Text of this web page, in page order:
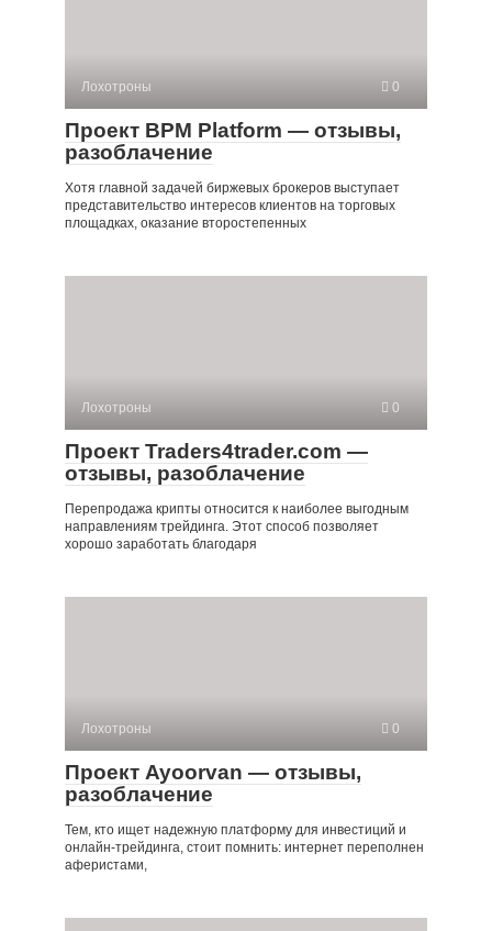
Лохотроны 0
Проект BPM Platform — отзывы,
разоблачение
Хотя главной задачей биржевых брокеров выступает
представительство интересов клиентов на торговых
площадках, оказание второстепенных
Лохотроны 0
Проект Traders4trader.com —
отзывы, разоблачение
Перепродажа крипты относится к наиболее выгодным
направлениям трейдинга. Этот способ позволяет
хорошо заработать благодаря
Лохотроны 0
Проект Ayoorvan — отзывы,
разоблачение
Тем, кто ищет надежную платформу для инвестиций и
онлайн-трейдинга, стоит помнить: интернет переполнен
аферистами,